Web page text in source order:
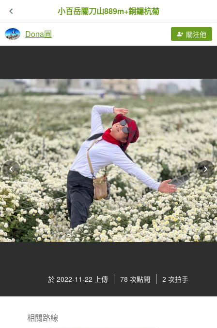
小百岳關刀山889m+銅鑼杭菊
Dona圓 關注他
於 2022-11-22 上傳 78 次點閱 2 次拍手
相關路線